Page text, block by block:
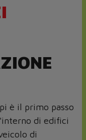
è il primo passo
di edifici
di